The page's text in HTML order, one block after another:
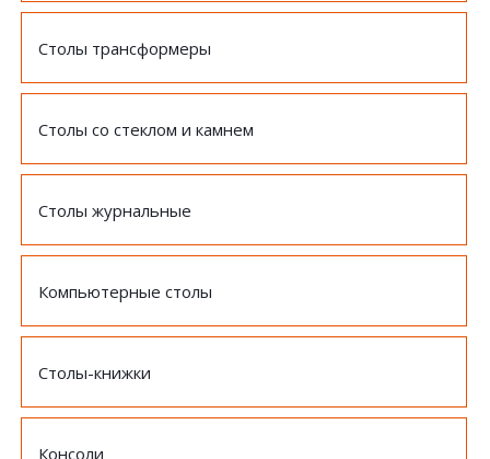
Столы трансформеры
Столы со стеклом и камнем
Столы журнальные
Компьютерные столы
Столы-книжки
Консоли